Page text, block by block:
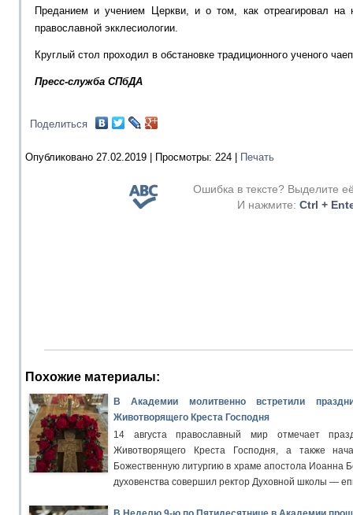
Преданием и учением Церкви, и о том, как отреагировал на
православной экклесиологии.
Круглый стол проходил в обстановке традиционного ученого
Пресс-служба СПбДА
Поделиться
Опубликовано 27.02.2019 | Просмотры: 224 Печать
Ошибка в тексте? Выделите
И нажмите: Ctrl +
Похожие материалы:
В Академии молитвенно встретили
Животворящего Креста Господня
14 августа православный мир отмечает
Животворящего Креста Господня, а также
Божественную литургию в храме апостола Иоанна
духовенства совершил ректор Духовной школы —